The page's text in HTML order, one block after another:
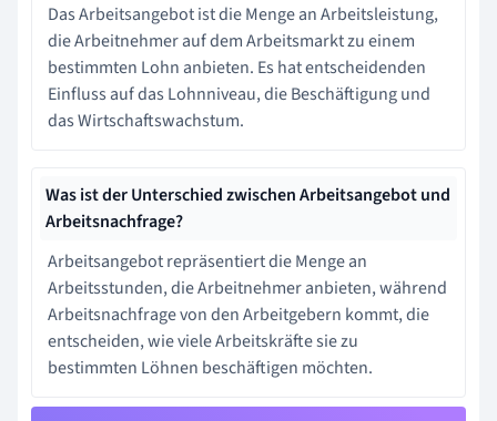
Das Arbeitsangebot ist die Menge an Arbeitsleistung,
die Arbeitnehmer auf dem Arbeitsmarkt zu einem
bestimmten Lohn anbieten. Es hat entscheidenden
Einfluss auf das Lohnniveau, die Beschäftigung und
das Wirtschaftswachstum.
Was ist der Unterschied zwischen Arbeitsangebot und
Arbeitsnachfrage?
Arbeitsangebot repräsentiert die Menge an
Arbeitsstunden, die Arbeitnehmer anbieten, während
Arbeitsnachfrage von den Arbeitgebern kommt, die
entscheiden, wie viele Arbeitskräfte sie zu
bestimmten Löhnen beschäftigen möchten.